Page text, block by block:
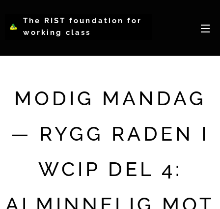
The RIST foundation for
working class
WCIP
MODIG MANDAG
— RYGG RADEN I
WCIP DEL 4:
ALMINNELIG MOT